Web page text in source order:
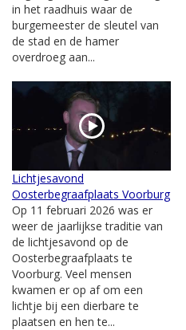
in het raadhuis waar de
burgemeester de sleutel van
de stad en de hamer
overdroeg aan...
Lichtjesavond
Oosterbegraafplaats Voorburg
Op 11 februari 2026 was er
weer de jaarlijkse traditie van
de lichtjesavond op de
Oosterbegraafplaats te
Voorburg. Veel mensen
kwamen er op af om een
lichtje bij een dierbare te
plaatsen en hen te...